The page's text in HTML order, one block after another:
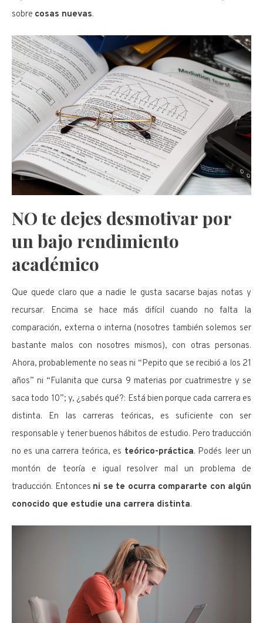
sobre cosas nuevas.
NO te dejes desmotivar por
un bajo rendimiento
académico
Que quede claro que a nadie le gusta sacarse bajas notas y
recursar. Encima se hace más difícil cuando no falta la
comparación, externa o interna (nosotres también solemos ser
bastante malos con nosotres mismos), con otras personas.
Ahora, probablemente no seas ni “Pepito que se recibió a los 21
años” ni “Fulanita que cursa 9 materias por cuatrimestre y se
saca todo 10”; y, ¿sabés qué?: Está bien porque cada carrera es
distinta. En las carreras teóricas, es suficiente con ser
responsable y tener buenos hábitos de estudio. Pero traducción
no es una carrera teórica, es teórico-práctica. Podés leer un
montón de teoría e igual resolver mal un problema de
traducción. Entonces ni se te ocurra compararte con algún
conocido que estudie una carrera distinta.